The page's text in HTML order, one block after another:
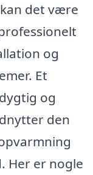
det være
og
Et
og
den
Her er nogle